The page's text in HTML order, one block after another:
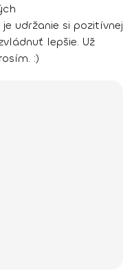
udržanie si pozitívnej
lepšie. Už
:)